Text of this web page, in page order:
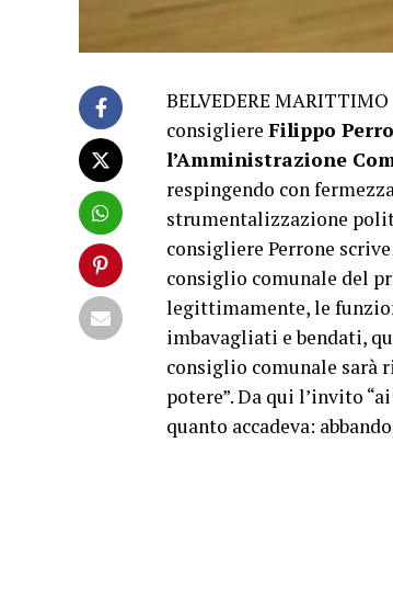
BELVEDERE
consigliere Filippo
l’Amministrazione
respingendo con
strumentalizzazione
consigliere Perrone
consiglio comunale del
legittimamente, le
imbavagliati e bendati,
consiglio comunale sarà
potere”. Da qui l’invito
quanto accadeva: